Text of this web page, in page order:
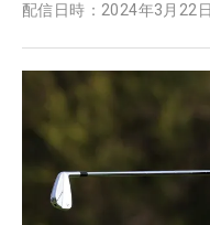
配信日時： 2024年3月22